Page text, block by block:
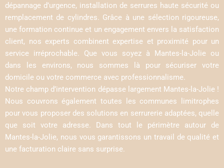
dépannage d’urgence, installation de serrures haute sécurité ou
remplacement de cylindres. Grâce à une sélection rigoureuse,
une formation continue et un engagement envers la satisfaction
client, nos experts combinent expertise et proximité pour un
service irréprochable. Que vous soyez à Mantes-la-Jolie ou
dans les environs, nous sommes là pour sécuriser votre
domicile ou votre commerce avec professionnalisme.
Notre champ d’intervention dépasse largement Mantes-la-Jolie !
Nous couvrons également toutes les communes limitrophes
pour vous proposer des solutions en serrurerie adaptées, quelle
que soit votre adresse. Dans tout le périmètre autour de
Mantes-la-Jolie, nous vous garantissons un travail de qualité et
une facturation claire sans surprise.